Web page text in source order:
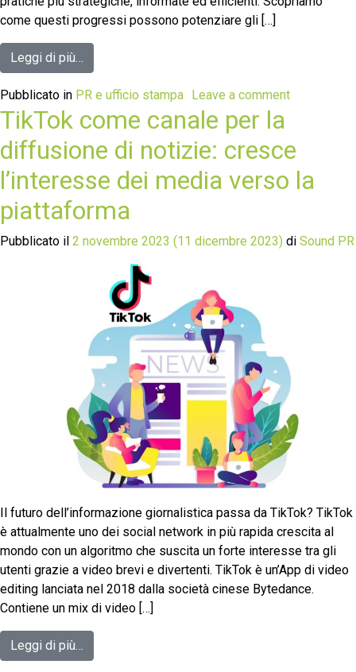
come questi progressi possono potenziare gli […]
Leggi di più…
Pubblicato in PR e ufficio stampa Leave a comment
TikTok come canale per la
diffusione di notizie: cresce
l’interesse dei media verso la
piattaforma
Pubblicato il 2 novembre 2023 (11 dicembre 2023) di Sound PR
Il futuro dell’informazione giornalistica passa da TikTok? TikTok
è attualmente uno dei social network in più rapida crescita al
mondo con un algoritmo che suscita un forte interesse tra gli
utenti grazie a video brevi e divertenti. TikTok è un’App di video
editing lanciata nel 2018 dalla società cinese Bytedance.
Contiene un mix di video […]
Leggi di più…